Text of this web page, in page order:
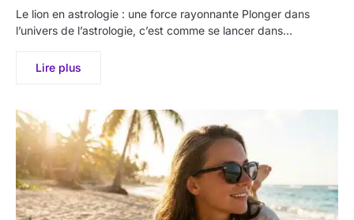
Le lion en astrologie : une force rayonnante Plonger dans
l’univers de l’astrologie, c’est comme se lancer dans…
Lire plus